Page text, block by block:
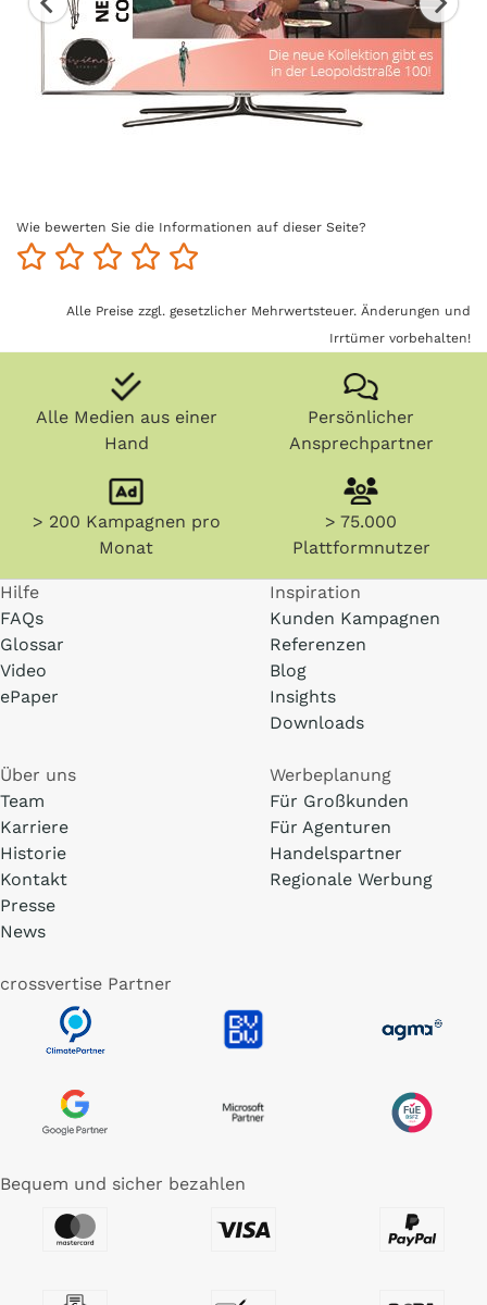
Wie bewerten Sie die Informationen auf dieser Seite?
Alle Preise zzgl. gesetzlicher Mehrwertsteuer. Änderungen und
Irrtümer vorbehalten!
Alle Medien aus einer
Hand
Persönlicher
Ansprechpartner
> 200 Kampagnen pro
Monat
> 75.000
Plattformnutzer
Hilfe
FAQs
Glossar
Video
ePaper
Inspiration
Kunden Kampagnen
Referenzen
Blog
Insights
Downloads
Über uns
Team
Karriere
Historie
Kontakt
Presse
News
Werbeplanung
Für Großkunden
Für Agenturen
Handelspartner
Regionale Werbung
crossvertise Partner
Bequem und sicher bezahlen